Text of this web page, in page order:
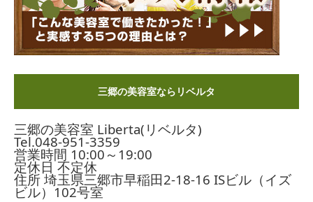
三郷の美容室ならリベルタ
三郷の美容室 Liberta(リベルタ)
Tel.048-951-3359
営業時間 10:00～19:00
定休日 不定休
住所 埼玉県三郷市早稲田2-18-16 ISビル（イズ
ビル）102号室